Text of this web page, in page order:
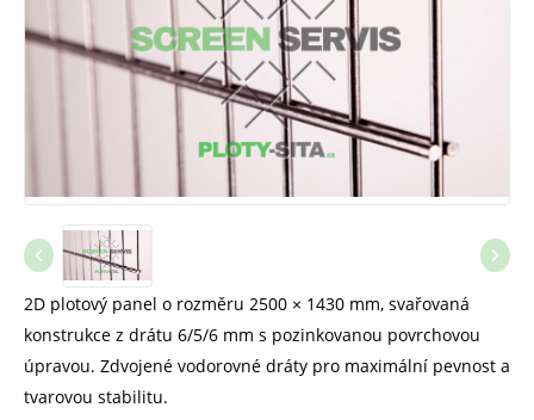
2D plotový panel o rozměru 2500 × 1430 mm, svařovaná
konstrukce z drátu 6/5/6 mm s pozinkovanou povrchovou
úpravou. Zdvojené vodorovné dráty pro maximální pevnost a
tvarovou stabilitu.